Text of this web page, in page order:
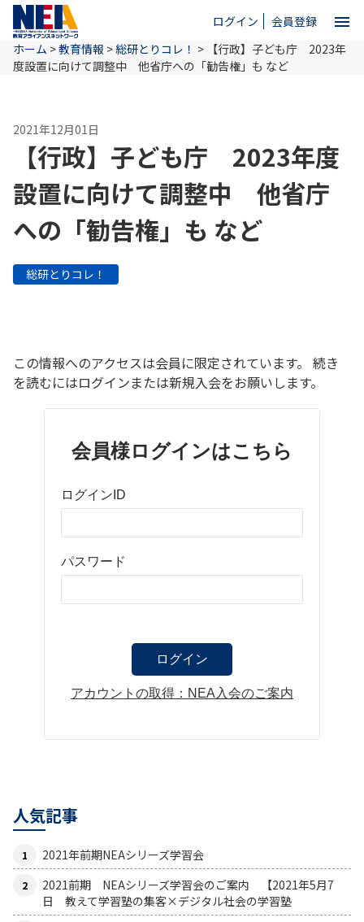
ログイン 会員登録 menu
ホーム
NEAとは
教育情報
お問い合わせ
ホーム >教育情報 >総研とりコレ！ > 【行政】子ども庁 2023年
度設置に向けて調整中 他省庁への「勧告権」も など
2021年12月01日
【行政】子ども庁 2023年度
設置に向けて調整中 他省庁
への「勧告権」も など
総研とりコレ！
この情報へのアクセスは会員に限定されています。 続き
を読むにはログインまたは新規入会をお願いします。
会員様ログインはこちら
ログインID
パスワード
アカウントの取得：NEA入会のご案内
人気記事
2021年前期NEAシリーズ学習会
2021前期 NEAシリーズ学習会のご案内 【2021年5月7
日 教えて学習塾の集客×デジタル社会の学習塾